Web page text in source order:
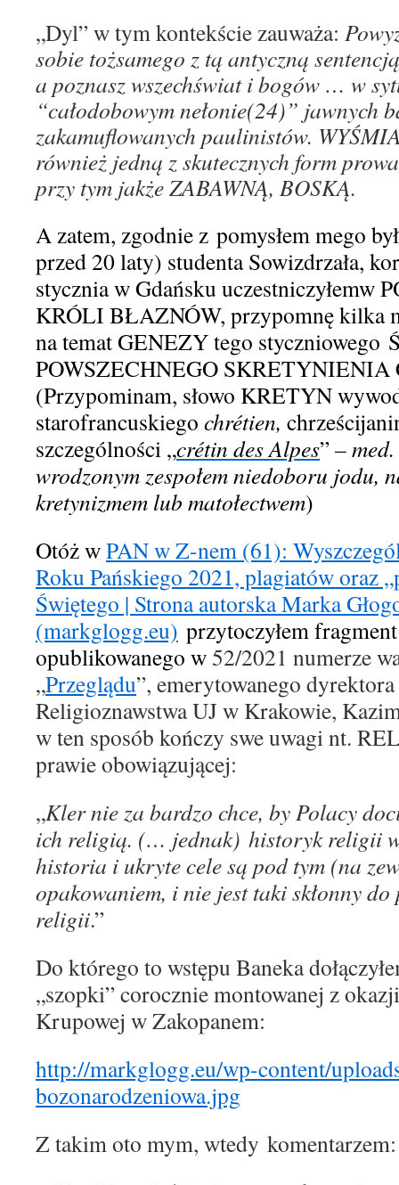
„Dyl” w tym kontekście zauważa:
sobie tożsamego z tą antyczną
a poznasz wszechświat i bogów … w
“całodobowym nełonie(24)” jawnych
zakamuflowanych paulinistów.
również jedną z skutecznych form
przy tym jakże ZABAWNĄ, BOSKĄ.
A zatem, zgodnie z pomysłem mego
przed 20 laty) studentaSowizdrzała,
stycznia wGdańsku uczestniczyłemw
KRÓLI BŁAZNÓW, przypomnękilka
na temat GENEZY tego styczniowego
POWSZECHNEGO SKRETYNIENIA
(Przypominam, słowo KRETYN
starofrancuskiego chrétien,
szczególności „crétin des Alpes”–
wrodzonym zespołem niedoboru jodu,
kretynizmem lub matołectwem)
Otóż wPAN w Z-nem (61):
Roku Pańskiego 2021, plagiatów oraz
Świętego | Strona autorska Marka
(markglogg.eu) przytoczyłem fragment
opublikowanego w 52/2021 numerze
„Przeglądu”, emerytowanego dyrektora
Religioznawstwa UJ w Krakowie,
w ten sposób kończy swe uwagi nt.
prawie obowiązującej:
„Kler nie za bardzo chce, by Polacy
ich religią. (… jednak) historyk religii
historia i ukryte cele są pod tym (na
opakowaniem, i nie jest taki skłonny
religii.”
Do którego to wstępu Baneka
„szopki” corocznie montowanej z
Krupowej wZakopanem:
http://markglogg.eu/wp-content/
bozonarodzeniowa.jpg
Z takim oto mym, wtedy komentarzem: